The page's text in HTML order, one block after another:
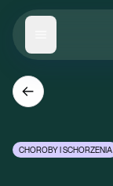
CHOROBY I SCHORZENIA